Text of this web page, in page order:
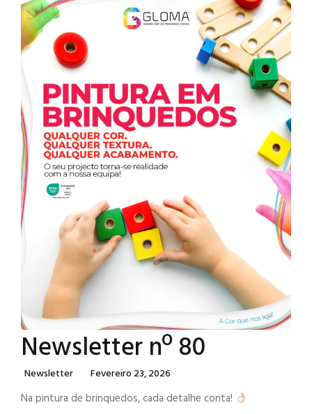
Newsletter nº 80
Categories
Newsletter Posted
On
Fevereiro 23, 2026
Na pintura de brinquedos, cada detalhe conta!